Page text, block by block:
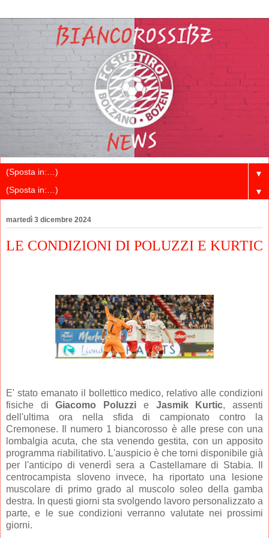
▼
▼
martedì 3 dicembre 2024
LE CONDIZIONI DI POLUZZI E KURTIC
E' stato emanato il bollettico medico, relativo alle condizioni
fisiche diGiacomo Poluzzi e Jasmik Kurtic, assenti
dell'ultima ora nella sfida di campionato contro la
Cremonese. Il numero 1 biancorosso è alle prese con una
lombalgia acuta, che sta venendo gestita, con un apposito
programma riabilitativo. L'auspicio è che torni disponibile già
per l'anticipo di venerdì sera a Castellamare di Stabia. Il
centrocampista sloveno invece, ha riportato una lesione
muscolare di primo grado al muscolo soleo della gamba
destra. In questi giorni sta svolgendo lavoro personalizzato a
parte, e le sue condizioni verranno valutate nei prossimi
giorni.